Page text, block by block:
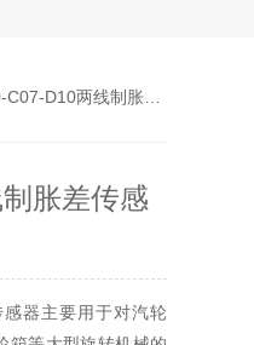
D10两线制胀差传感器
胀差传感
感器主要用于对汽轮